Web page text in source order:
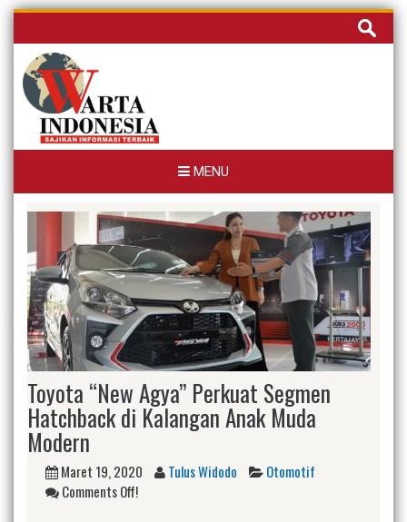
Skip
content
Cari
untuk:
MENU
Toyota “New Agya” Perkuat Segmen
Hatchback di Kalangan Anak Muda
Modern
Maret 19, 2020 Tulus Widodo
Otomotif
Comments Off!